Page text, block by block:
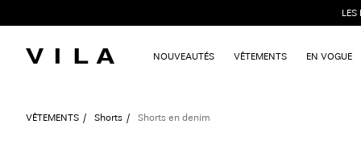
LES
NOUVEAUTÉS VÊTEMENTS EN VOGUE
VÊTEMENTS Shorts Shorts en denim